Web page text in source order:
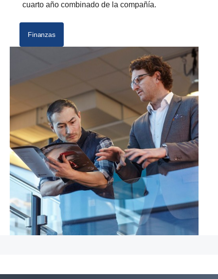
cuarto año combinado de la compañía.
Finanzas